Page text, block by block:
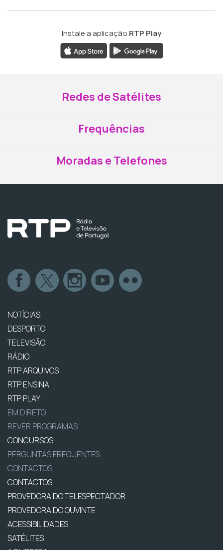
Instale a aplicação RTP Play
Redes de Satélites
Frequências
Moradas e Telefones
NOTÍCIAS
DESPORTO
TELEVISÃO
RÁDIO
RTP ARQUIVOS
RTP ENSINA
RTP PLAY
EM DIRETO
REVER PROGRAMAS
CONCURSOS
PERGUNTAS FREQUENTES
CONTACTOS
CONTACTOS
PROVEDORA DO TELESPECTADOR
PROVEDORA DO OUVINTE
ACESSIBILIDADES
SATÉLITES